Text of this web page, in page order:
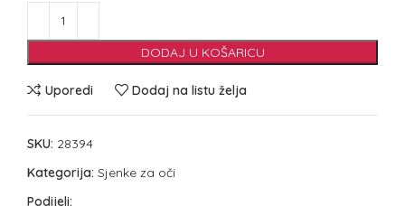
DODAJ U KOŠARICU
Uporedi Dodaj na listu želja
SKU: 28394
Kategorija: Sjenke za oči
Podijeli: